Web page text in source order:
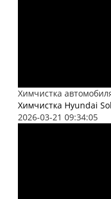
Химчистка
Химчистка Hyundai
2026-03-21 09:34:05